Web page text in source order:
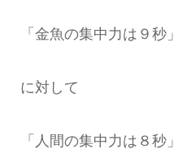
「金魚の集中力は９秒」
に対して
「人間の集中力は８秒」